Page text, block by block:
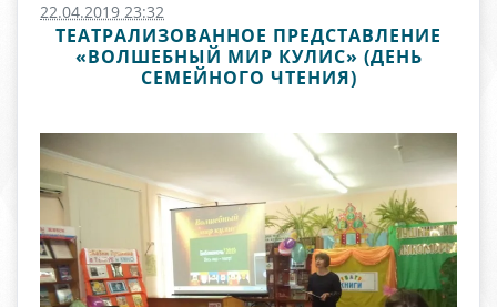
22.04.2019 23:32
ТЕАТРАЛИЗОВАННОЕ ПРЕДСТАВЛЕНИЕ
«ВОЛШЕБНЫЙ МИР КУЛИС» (ДЕНЬ
СЕМЕЙНОГО ЧТЕНИЯ)